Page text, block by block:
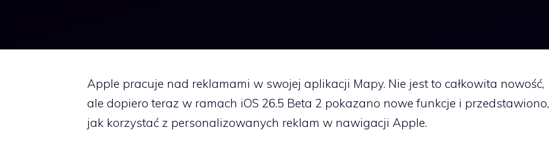
Apple pracuje nad reklamami w swojej aplikacji Mapy. Nie jest to całkowita nowość,
ale dopiero teraz w ramach iOS 26.5 Beta 2 pokazano nowe funkcje i przedstawiono,
jak korzystać z personalizowanych reklam w nawigacji Apple.